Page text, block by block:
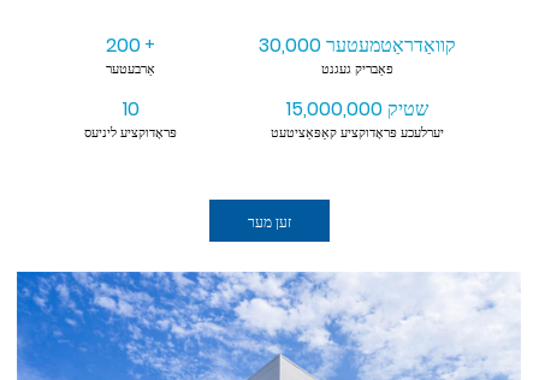
200 +
אַרבעטער
30,000 קוואַדראַטמעטער
פאַבריק געגנט
10
פּראָדוקציע ליניעס
15,000,000 שטיק
יערלעכע פּראָדוקציע קאַפּאַציטעט
זען מער